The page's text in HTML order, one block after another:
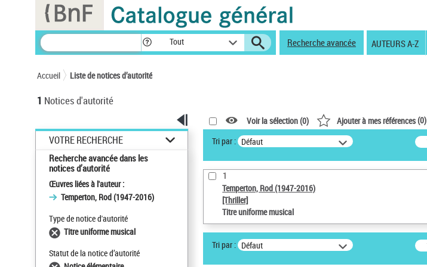
Tout Recherche avancée AUTEURS A-Z
Accueil Liste de notices d’autorité
1 Notices d'autorité
VOTRE RECHERCHE
Recherche avancée dans les
notices d’autorité
Œuvres liées à l'auteur :
Temperton, Rod (1947-2016)
Type de notice d'autorité
Titre uniforme musical
Statut de la notice d’autorité
Voir la sélection (0) Ajouter à mes références(0)
Tri par : Défaut
1
Temperton, Rod (1947-2016)
[Thriller]
Titre uniforme musical
Tri par : Défaut
Panneau de gestion des cookies